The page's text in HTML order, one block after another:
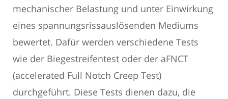
mechanischer Belastung und unter Einwirkung
eines spannungsrissauslösenden Mediums
bewertet. Dafür werden verschiedene Tests
wie der Biegestreifentest oder der aFNCT
(accelerated Full Notch Creep Test)
durchgeführt. Diese Tests dienen dazu, die